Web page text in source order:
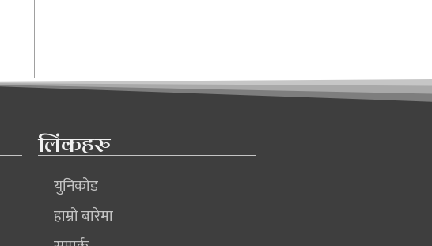
लिंकहरु
युनिकोड
हाम्रो बारेमा